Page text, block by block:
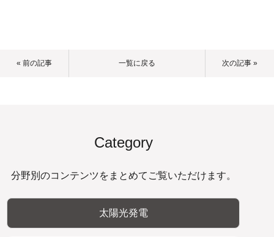
« 前の記事 一覧に戻る 次の記事 »
Category
分野別のコンテンツをまとめてご覧いただけます。
太陽光発電